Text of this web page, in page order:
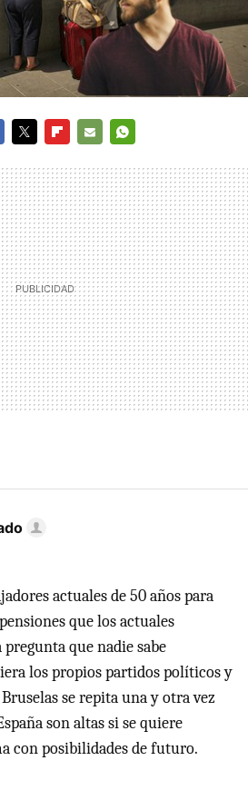
MAIL
actuales de 50 años para
que los actuales
que nadie sabe
los propios partidos políticos y
se repita una y otra vez
son altas si se quiere
con posibilidades de futuro.